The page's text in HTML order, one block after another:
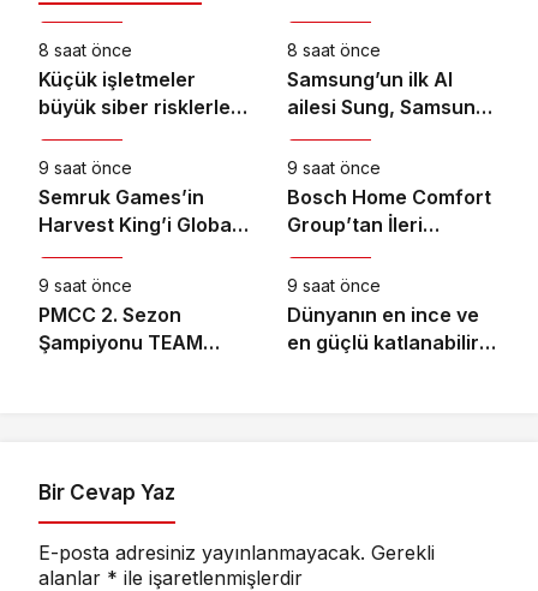
Teknoloji
8 saat önce
Küçük işletmeler
büyük siber risklerle
karşı karşıya
8 saat önce
Samsung’un ilk AI
ailesi Sung, Samsung
akıllı yaşam
deneyimini ekranlara
taşıyor
9 saat önce
Semruk Games’in
Harvest King’i Global
Pazarda Oyuncularla
Buluştu!
9 saat önce
Bosch Home Comfort
Group’tan İleri
Teknoloji Hava
Temizleme Cihazları
9 saat önce
PMCC 2. Sezon
Şampiyonu TEAM
9 saat önce
Dünyanın en ince ve
en güçlü katlanabilir
Bir Cevap Yaz
E-posta adresiniz yayınlanmayacak. Gerekli
alanlar * ile işaretlenmişlerdir